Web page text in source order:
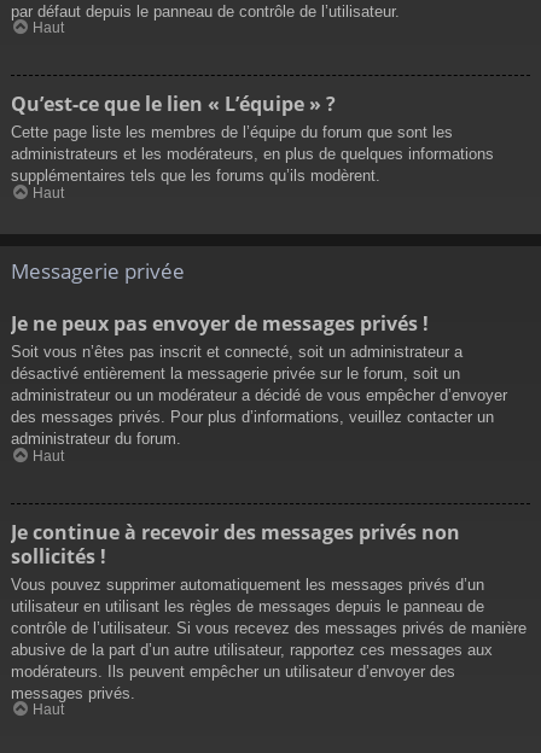
par défaut depuis le panneau de contrôle de l’utilisateur.
Haut
Qu’est-ce que le lien « L’équipe » ?
Cette page liste les membres de l’équipe du forum que sont les
administrateurs et les modérateurs, en plus de quelques informations
supplémentaires tels que les forums qu’ils modèrent.
Haut
Messagerie privée
Je ne peux pas envoyer de messages privés !
Soit vous n’êtes pas inscrit et connecté, soit un administrateur a
désactivé entièrement la messagerie privée sur le forum, soit un
administrateur ou un modérateur a décidé de vous empêcher d’envoyer
des messages privés. Pour plus d’informations, veuillez contacter un
administrateur du forum.
Haut
Je continue à recevoir des messages privés non
sollicités !
Vous pouvez supprimer automatiquement les messages privés d’un
utilisateur en utilisant les règles de messages depuis le panneau de
contrôle de l’utilisateur. Si vous recevez des messages privés de manière
abusive de la part d’un autre utilisateur, rapportez ces messages aux
modérateurs. Ils peuvent empêcher un utilisateur d’envoyer des
messages privés.
Haut